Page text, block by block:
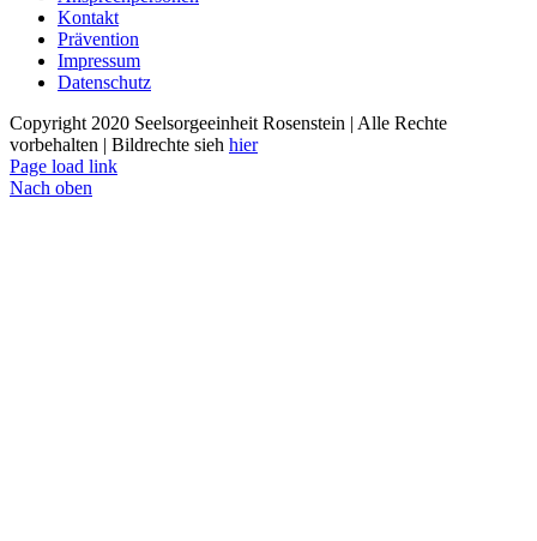
Kontakt
Prävention
Impressum
Datenschutz
Copyright 2020 Seelsorgeeinheit Rosenstein | Alle Rechte
vorbehalten | Bildrechte sieh hier
Page load link
Nach oben